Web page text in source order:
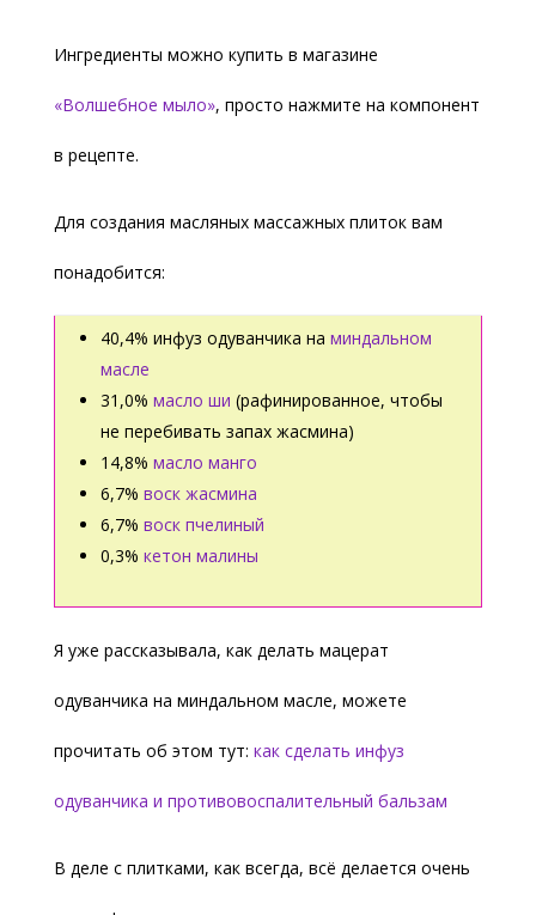
Ингредиенты можно купить в магазине
«Волшебное мыло», просто нажмите на компонент
в рецепте.
Для создания масляных массажных плиток вам
понадобится:
40,4% инфуз одуванчика на миндальном
масле
31,0% масло ши (рафинированное, чтобы
не перебивать запах жасмина)
14,8% масло манго
6,7% воск жасмина
6,7% воск пчелиный
0,3% кетон малины
Я уже рассказывала, как делать мацерат
одуванчика на миндальном масле, можете
прочитать об этом тут: как сделать инфуз
одуванчика и противовоспалительный бальзам
В деле с плитками, как всегда, всё делается очень